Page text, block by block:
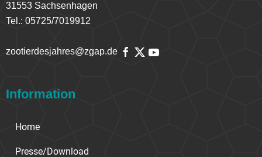
31553 Sachsenhagen
Tel.: 05725/7019912
zootierdesjahres@zgap.de
Information
Home
Presse/Download